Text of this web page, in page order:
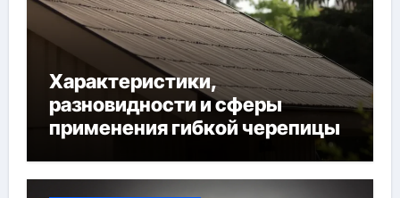
Характеристики,
разновидности и сферы
применения гибкой черепицы